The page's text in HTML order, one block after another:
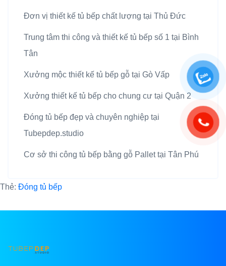
Đơn vị thiết kế tủ bếp chất lượng tại Thủ Đức
Trung tâm thi công và thiết kế tủ bếp số 1 tại Bình
Tân
Xưởng mộc thiết kế tủ bếp gỗ tại Gò Vấp
Xưởng thiết kế tủ bếp cho chung cư tại Quận 2
Đóng tủ bếp đẹp và chuyên nghiệp tại
Tubepdep.studio
Cơ sở thi công tủ bếp bằng gỗ Pallet tại Tân Phú
Thẻ: Đóng tủ bếp